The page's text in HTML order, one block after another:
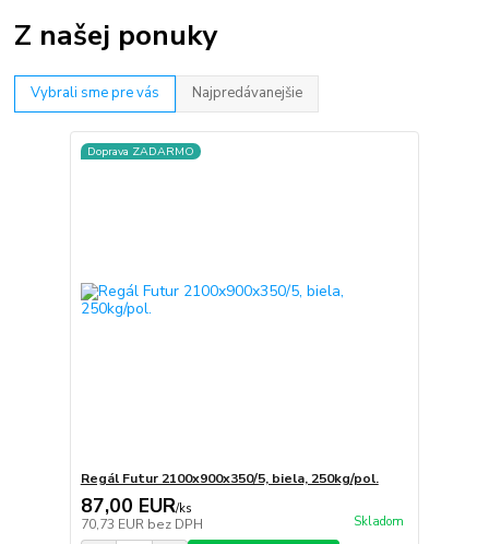
Z našej ponuky
Vybrali sme pre vás Najpredávanejšie
Doprava ZADARMO
Regál Futur 2100x900x350/5, biela, 250kg/pol.
87,00 EUR/ks
70,73 EUR bez DPH Skladom